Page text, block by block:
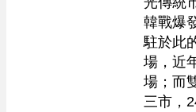
韓戰爆
駐於此
場，近
場；而
三市，